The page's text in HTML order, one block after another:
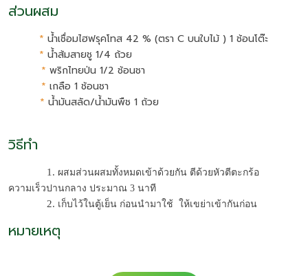
ส่วนผสม
* น้ำเชื่อมไฮฟรุคโทส 42 % (ตรา C บนใบไม้ ) 1 ช้อนโต๊ะ
* น้ำส้มสายชู 1/4 ถ้วย
* พริกไทยป่น 1/2 ช้อนชา
* เกลือ 1 ช้อนชา
* น้ำมันสลัด/น้ำมันพืช 1 ถ้วย
วิธีทำ
              1.
ผสมส่วนผสมทั้งหมดเข้าด้วยกัน ตีด้วยหัวตีตะกร้อ
ความเร็วปานกลาง ประมาณ 3 นาที
              2.
เก็บไว้ในตู้เย็น ก่อนนำมาใช้  ให้เขย่าเข้ากันก่อน
หมายเหตุ